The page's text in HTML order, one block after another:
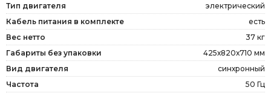
Тип двигателя
электрический
Кабель питания в комплекте
есть
Вес нетто
37 кг
Габариты без упаковки
425х820х710 мм
Вид двигателя
синхронный
Частота
50 Гц